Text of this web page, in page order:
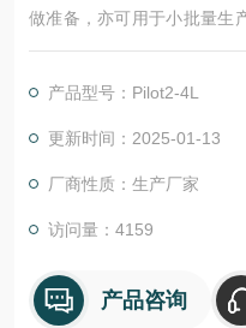
做准备，亦可用于小批量生
间试验、小型生产理想机种。
产品型号：Pilot2-4L
更新时间：2025-01-13
厂商性质：生产厂家
访问量：4159
产品咨询